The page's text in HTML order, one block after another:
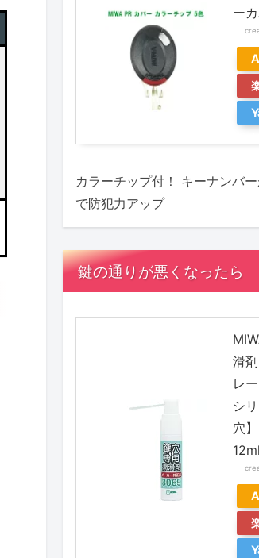
ー
カラーチップ付！ キーナンバ
で防犯力アップ
鍵の通りが悪くなったら
滑
レ
シ
穴
12ml